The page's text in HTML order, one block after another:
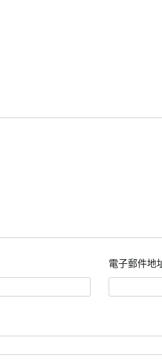
電子郵件地